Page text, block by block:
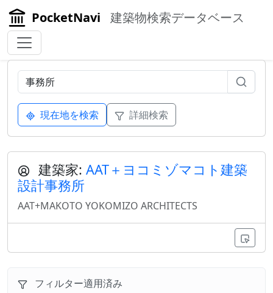
PocketNavi 建築物検索データベース
現在地を検索 詳細検索
建築家: AAT＋ヨコミゾマコト建築
設計事務所
AAT+MAKOTO YOKOMIZO ARCHITECTS
フィルター適用済み